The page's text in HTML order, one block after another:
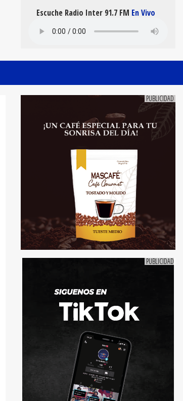
Escuche Radio Inter 91.7 FM En Vivo